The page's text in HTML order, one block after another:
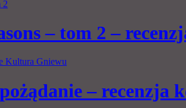
– tom 2 –
– recenzja